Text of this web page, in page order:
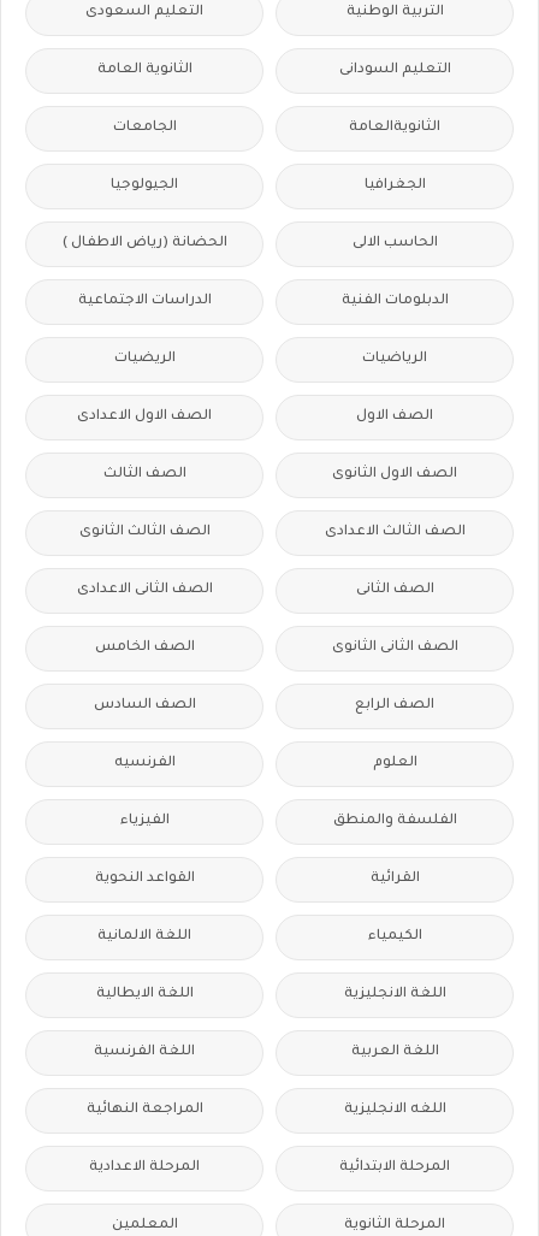
التربية الوطنية التعليم السعودى
التعليم السودانى الثانوية العامة
الثانويةالعامة الجامعات
الجغرافيا الجيولوجيا
الحاسب الالى الحضانة (رياض الاطفال )
الدبلومات الفنية الدراسات الاجتماعية
الرياضيات الريضيات
الصف الاول الصف الاول الاعدادى
الصف الاول الثانوى الصف الثالث
الصف الثالث الاعدادى الصف الثالث الثانوى
الصف الثانى الصف الثانى الاعدادى
الصف الثانى الثانوى الصف الخامس
الصف الرابع الصف السادس
العلوم الفرنسيه
الفلسفة والمنطق الفيزياء
القرائية القواعد النحوية
الكيمياء اللغة الالمانية
اللغة الانجليزية اللغة الايطالية
اللغة العربية اللغة الفرنسية
اللغه الانجليزية المراجعة النهائية
المرحلة الابتدائية المرحلة الاعدادية
المرحلة الثانوية المعلمين